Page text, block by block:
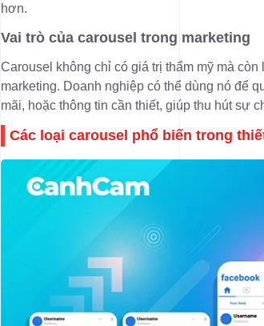
hơn.
Vai trò của carousel trong marketing
Carousel không chỉ có giá trị thẩm mỹ mà
marketing. Doanh nghiệp có thể dùng nó để
mãi, hoặc thông tin cần thiết, giúp thu hút sự
Các loại carousel phổ biến trong